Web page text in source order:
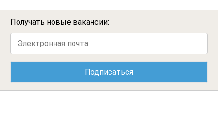
Получать новые вакансии: